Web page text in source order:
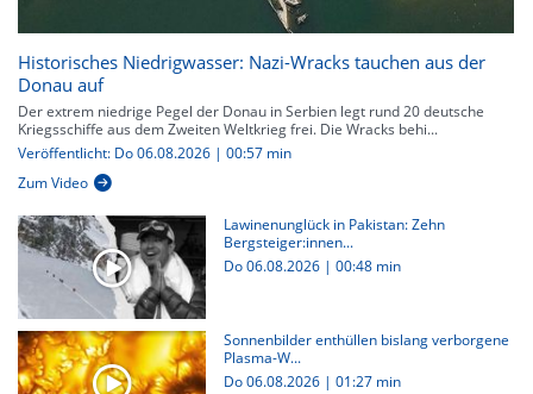
Historisches Niedrigwasser: Nazi-Wracks tauchen aus der
Donau auf
Der extrem niedrige Pegel der Donau in Serbien legt rund 20 deutsche
Kriegsschiffe aus dem Zweiten Weltkrieg frei. Die Wracks behi...
Veröffentlicht: Do 06.08.2026 | 00:57 min
Zum Video
Lawinenunglück in Pakistan: Zehn
Bergsteiger:innen...
Do 06.08.2026 | 00:48 min
Sonnenbilder enthüllen bislang verborgene
Plasma-W...
Do 06.08.2026 | 01:27 min